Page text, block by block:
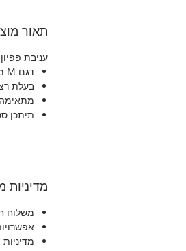
תאור
עניבת
דגם M
בעלת
מתאימה
תיתכן
מדיניות
משלוח